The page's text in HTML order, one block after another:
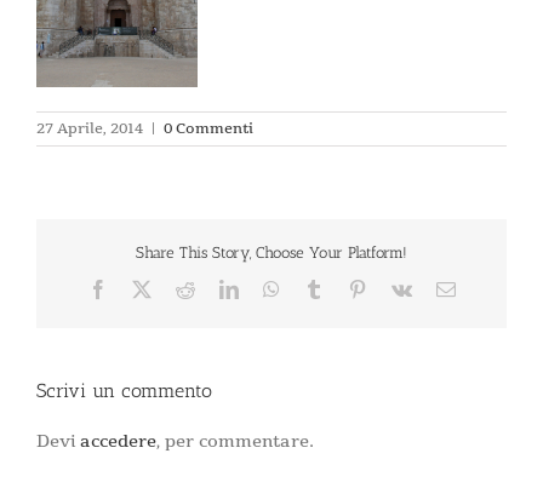
27 Aprile, 2014 | 0 Commenti
Share This Story, Choose Your Platform!
Facebook RedditLinkedInWhatsApp
Tumblr Pinterest
Vk Email
Scrivi un commento
Devi accedere, per commentare.